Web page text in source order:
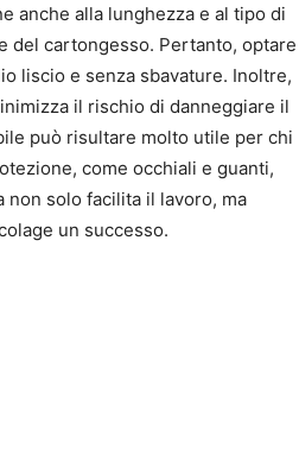
anche alla lunghezza e al tipo di
del cartongesso. Pertanto, optare
liscio e senza sbavature. Inoltre,
il rischio di danneggiare il
può risultare molto utile per chi
come occhiali e guanti,
non solo facilita il lavoro, ma
un successo.